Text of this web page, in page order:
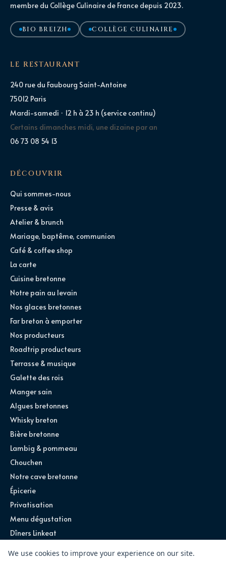
membre du Collège Culinaire de France depuis 2023.
BIO BREIZH COLLÈGE CULINAIRE
LE RESTAURANT
240 rue du Faubourg Saint-Antoine
75012 Paris
Mardi-samedi · 12 h à 23 h (service continu)
Certains dimanches midi, une dizaine par an
06 73 08 54 13
DÉCOUVRIR
Qui sommes-nous
Presse & avis
Atelier & brunch
Mariage, baptême, communion
Café & coffee shop
La carte
Cuisine bretonne
Notre pain au levain
Nos glaces bretonnes
Far breton à emporter
Nos producteurs
Roadtrip producteurs
Terrasse & musique
Galette des rois
Manger sain
Algues bretonnes
Whisky breton
Bière bretonne
Lambig & pommeau
Chouchen
Notre cave bretonne
Épicerie
Privatisation
Menu dégustation
Dîners Linkeat